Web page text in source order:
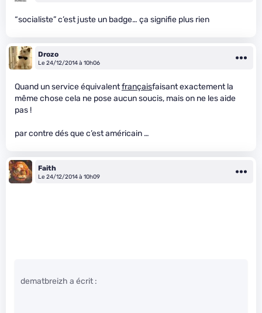
“socialiste” c’est juste un badge… ça signifie plus rien
Drozo
Le 24/12/2014 à 10h06
Quand un service équivalentfrançaisfaisant exactement la
même chose cela ne pose aucun soucis, mais on ne les aide
pas !
par contre dés que c’est américain …
Faith
Le 24/12/2014 à 10h09
dematbreizh a écrit :